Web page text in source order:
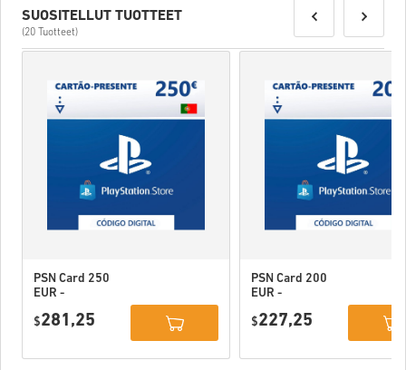
SUOSITELLUT TUOTTEET
(20 Tuotteet)
PSN Card 250
EUR -
Network
$281,25
PSN Card 200
EUR -
Network
$227,25